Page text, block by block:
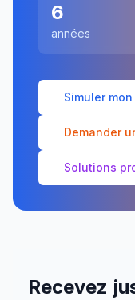
6
années
Simuler
Demander
Solutions
Recevez